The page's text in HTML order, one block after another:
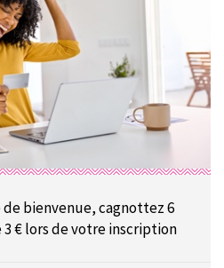
bienvenue, cagnottez 6
3 € lors de votre inscription